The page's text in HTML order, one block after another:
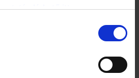
elérhető itt.